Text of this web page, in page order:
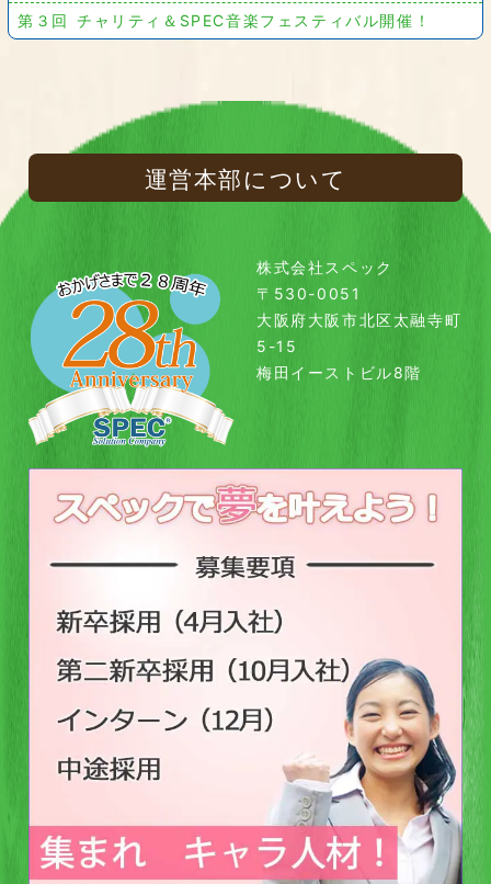
第３回 チャリティ＆SPEC音楽フェスティバル開催！
運営本部について
株式会社スペック
〒530-0051
大阪府大阪市北区太融寺町
5-15
梅田イーストビル8階